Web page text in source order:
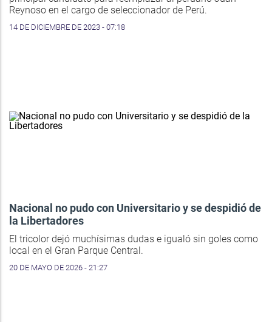
Reynoso en el cargo de seleccionador de Perú.
14 DE DICIEMBRE DE 2023 - 07:18
Nacional no pudo con Universitario y se despidió de
la Libertadores
El tricolor dejó muchísimas dudas e igualó sin goles como
local en el Gran Parque Central.
20 DE MAYO DE 2026 - 21:27